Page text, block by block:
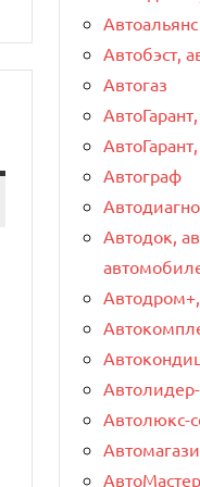
Автоальянс
Автобэст,
Автогаз
Автограф
Автодок,
Автолюкс-